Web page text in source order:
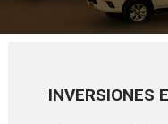
INVERSIONES